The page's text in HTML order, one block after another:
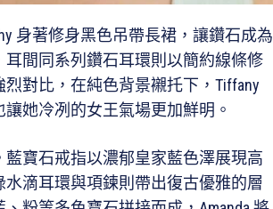
身著修身黑色吊帶長裙，讓鑽石成為
間同系列鑽石耳環則以簡約線條修
對比，在純色背景襯托下，Tiffany
她冷冽的女王氣場更加鮮明。
寶石戒指以濃郁皇家藍色澤展現高
滴耳環與項鍊則帶出復古優雅的層